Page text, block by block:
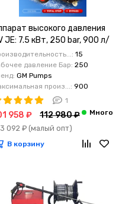
высокого давления
JE: 7.5 кВт, 250 bar, 900 л/
л/мин). Версия на
раме
15
давление Бар: 250
GM Pumps
произ...: 900
1
958 ₽ 112 980 ₽
092 ₽ (малый опт)
В корзину